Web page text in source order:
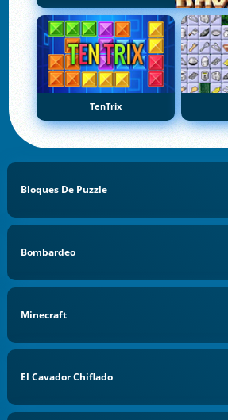
TenTrix
Bloques De Puzzle
Bombardeo
Minecraft
El Cavador Chiflado